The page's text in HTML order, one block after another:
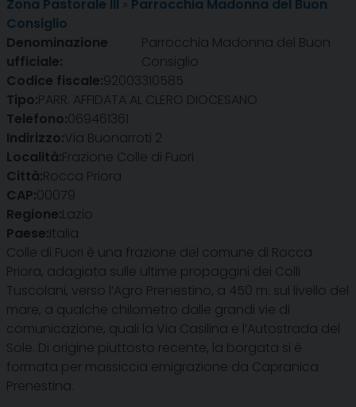
Zona Pastorale III » Parrocchia Madonna del Buon
Consiglio
Denominazione
ufficiale:
Parrocchia Madonna del Buon
Consiglio
Codice fiscale:92003310585
Tipo:PARR. AFFIDATA AL CLERO DIOCESANO
Telefono:069461361
Indirizzo:Via Buonarroti 2
Località:Frazione Colle di Fuori
Città:Rocca Priora
CAP:00079
Regione:Lazio
Paese:Italia
Colle di Fuori è una frazione del comune di Rocca
Priora, adagiata sulle ultime propaggini dei Colli
Tuscolani, verso l’Agro Prenestino, a 450 m. sul livello del
mare, a qualche chilometro dalle grandi vie di
comunicazione, quali la Via Casilina e l’Autostrada del
Sole. Di origine piuttosto recente, la borgata si è
formata per massiccia emigrazione da Capranica
Prenestina.